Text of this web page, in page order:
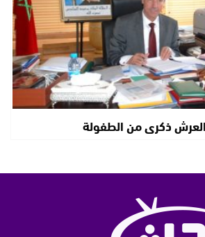
ذكرى من الطفولة